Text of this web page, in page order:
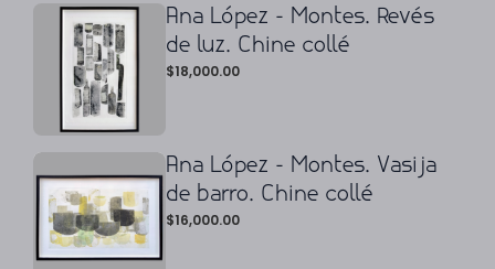
Ana López - Montes. Revés
de luz. Chine collé
$18,000.00
Ana López - Montes. Vasija
de barro. Chine collé
$16,000.00